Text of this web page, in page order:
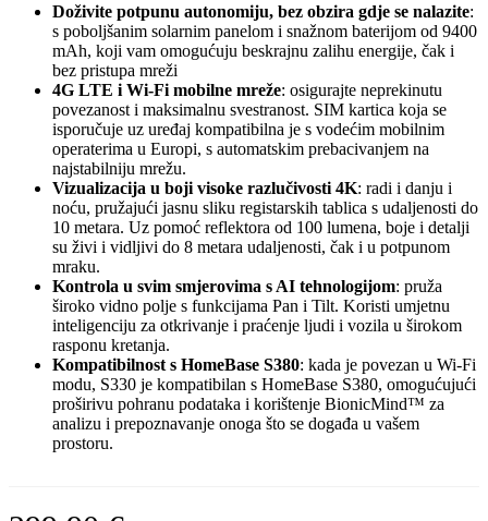
Doživite potpunu autonomiju, bez obzira gdje se nalazite:
s poboljšanim solarnim panelom i snažnom baterijom od 9400
mAh, koji vam omogućuju beskrajnu zalihu energije, čak i
bez pristupa mreži
4G LTE i Wi-Fi mobilne mreže: osigurajte neprekinutu
povezanost i maksimalnu svestranost. SIM kartica koja se
isporučuje uz uređaj kompatibilna je s vodećim mobilnim
operaterima u Europi, s automatskim prebacivanjem na
najstabilniju mrežu.
Vizualizacija u boji visoke razlučivosti 4K: radi i danju i
noću, pružajući jasnu sliku registarskih tablica s udaljenosti do
10 metara. Uz pomoć reflektora od 100 lumena, boje i detalji
su živi i vidljivi do 8 metara udaljenosti, čak i u potpunom
mraku.
Kontrola u svim smjerovima s AI tehnologijom: pruža
široko vidno polje s funkcijama Pan i Tilt. Koristi umjetnu
inteligenciju za otkrivanje i praćenje ljudi i vozila u širokom
rasponu kretanja.
Kompatibilnost s HomeBase S380: kada je povezan u Wi-Fi
modu, S330 je kompatibilan s HomeBase S380, omogućujući
proširivu pohranu podataka i korištenje BionicMind™ za
analizu i prepoznavanje onoga što se događa u vašem
prostoru.